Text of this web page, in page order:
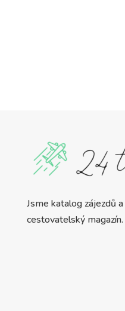
Jsme katalog zájezdů
cestovatelský magazín.